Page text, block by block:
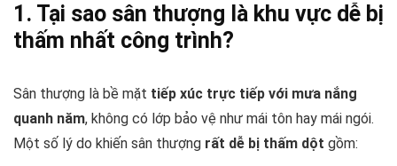
1. Tại sao sân thượng là khu vực dễ bị
thấm nhất công trình?
Sân thượng là bề mặt tiếp xúc trực tiếp với mưa nắng
quanh năm, không có lớp bảo vệ như mái tôn hay mái ngói.
Một số lý do khiến sân thượng rất dễ bị thấm dột gồm: